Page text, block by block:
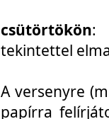
csütörtökön:
tekintettel
A versenyre
papírra